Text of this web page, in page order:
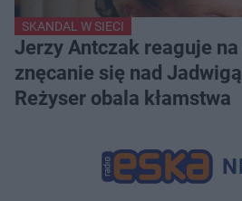
SKANDAL W SIECI
Jerzy Antczak reaguje
znęcanie się nad
Reżyser obala kłamstwa